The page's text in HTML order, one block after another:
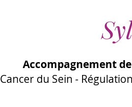
Accompagnement
Cancer du Sein -